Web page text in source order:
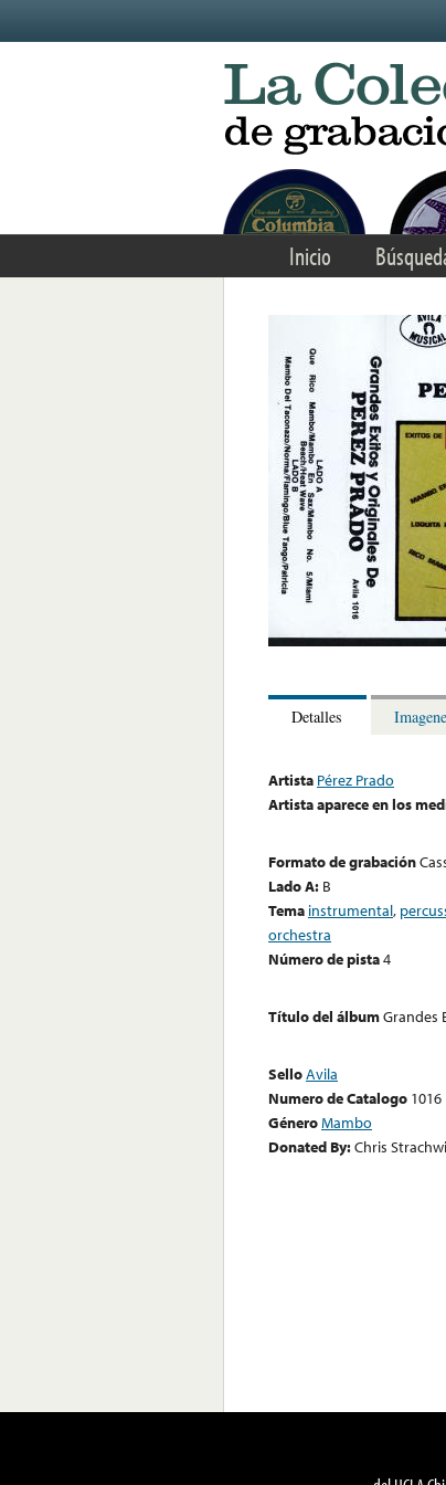
Inicio
Detalles
Artista Pérez Prado
Artista aparece en los
Formato de grabación
Lado A: B
Tema instrumental,
orchestra
Número de pista4
Título del álbumGrandes
SelloAvila
Numero de Catalogo 1016
GéneroMambo
Donated By:Chris